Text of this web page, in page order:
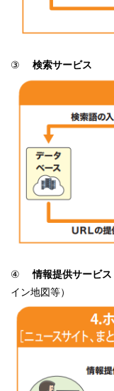
③ 検索サービス
④情報提供サービス
イン地図等）